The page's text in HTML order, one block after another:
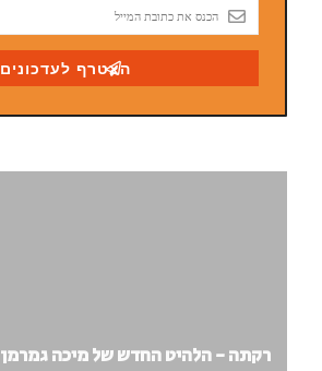
רקתה - הלהיט החדש של מיכה גמרמן